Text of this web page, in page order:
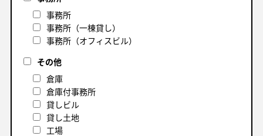
事務所
事務所（一棟貸し）
事務所（オフィスビル）
その他
倉庫
倉庫付事務所
貸しビル
貸し土地
工場